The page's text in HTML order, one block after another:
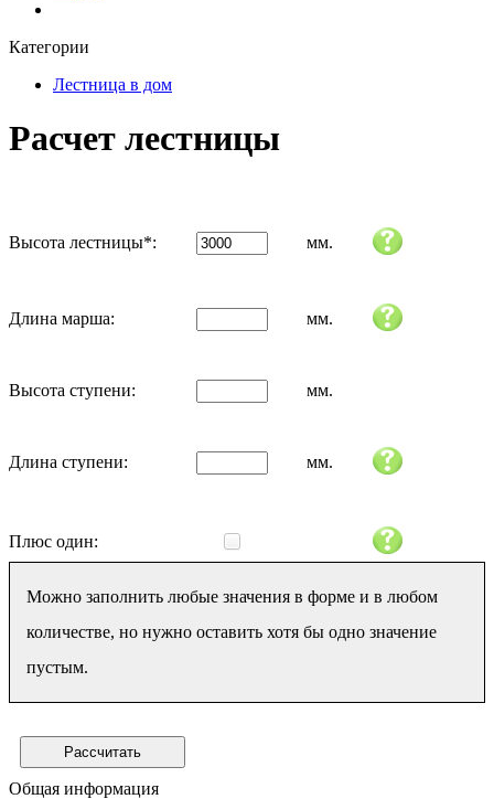
Категории
Лестница в дом
Расчет лестницы
Высота лестницы*: мм.
Длина марша: мм.
Высота ступени: мм.
Длина ступени: мм.
Плюс один:
Можно заполнить любые значения в форме и в любом
количестве, но нужно оставить хотя бы одно значение
пустым.
Общая информация